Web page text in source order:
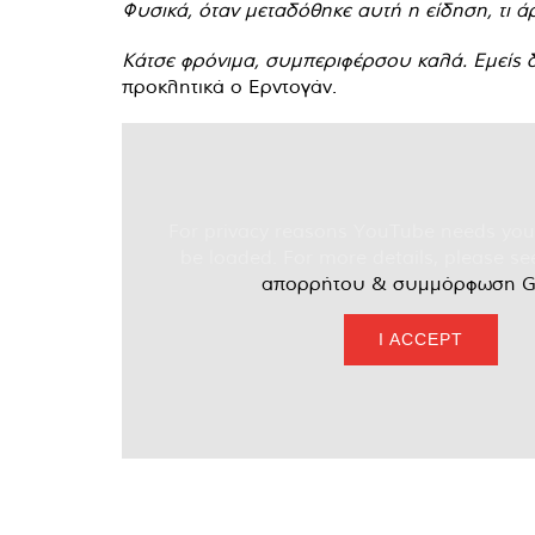
Φυσικά, όταν μεταδόθηκε αυτή η είδηση, τι
Kάτσε φρόνιμα, συμπεριφέρσου καλά.
προκλητικά ο Ερντογάν.
απορρήτου & συμμόρφωση
I ACCEPT